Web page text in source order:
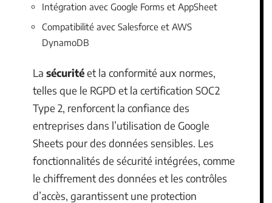
Intégration avec Google Forms et AppSheet
Compatibilité avec Salesforce et AWS
DynamoDB
La sécuritéet la conformité aux normes,
telles que le RGPD et la certification SOC2
Type 2, renforcent la confiance des
entreprises dans l’utilisation de Google
Sheets pour des données sensibles. Les
fonctionnalités de sécurité intégrées, comme
le chiffrement des données et les contrôles
d’accès, garantissent une protection